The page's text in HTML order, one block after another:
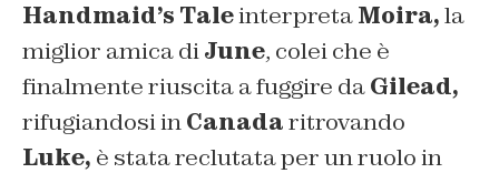
Handmaid’s TaleinterpretaMoira,la
miglior amica diJune, colei che è
finalmente riuscita a fuggire daGilead,
rifugiandosi inCanadaritrovando
Luke, è stata reclutata per un ruolo in